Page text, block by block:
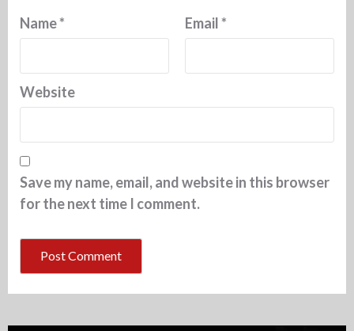
Name* Email*
Website
Save my name, email, and website in this browser
for the next time I comment.